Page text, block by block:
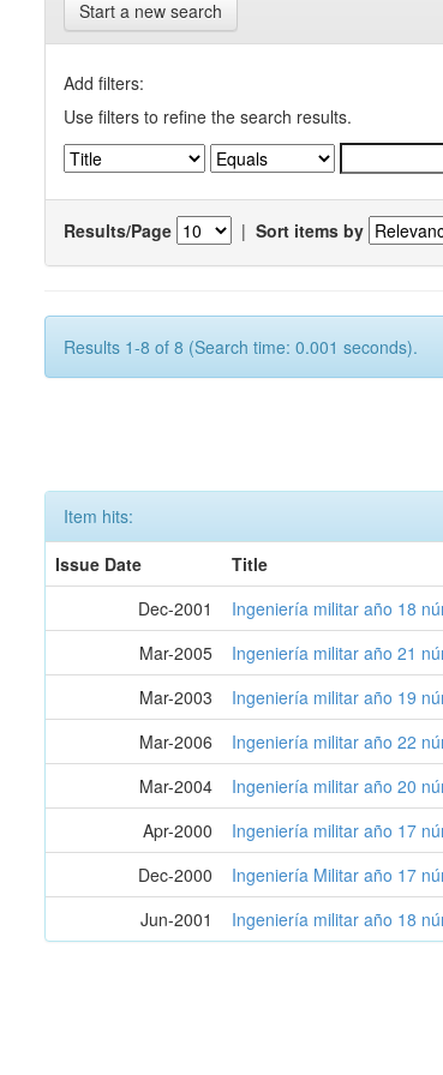
Start a new search
Add filters:
Use filters to refine the search results.
Results/Page | Sort items by
Results 1-8 of 8 (Search time: 0.001 seconds).
Item hits:
Issue Date
Title
Dec-2001
Ingeniería militar año 18
Mar-2005
Ingeniería militar año 21
Mar-2003
Ingeniería militar año 19
Mar-2006
Ingeniería militar año 22
Mar-2004
Ingeniería militar año 20
Apr-2000
Ingeniería militar año 17
Dec-2000
Ingeniería Militar año 17
Jun-2001
Ingeniería militar año 18